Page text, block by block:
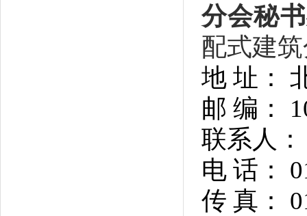
分会秘
配式建
地 址：
邮 编：
联系人
电 话：
传 真：